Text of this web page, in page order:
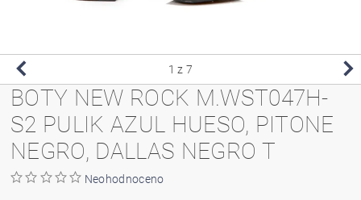
1 z 7
BOTY NEW ROCK M.WST047H-
S2 PULIK AZUL HUESO, PITONE
NEGRO, DALLAS NEGRO T
Neohodnoceno